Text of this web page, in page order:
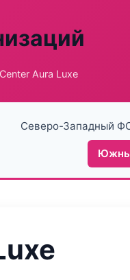
Aura Luxe
Северо-Западный